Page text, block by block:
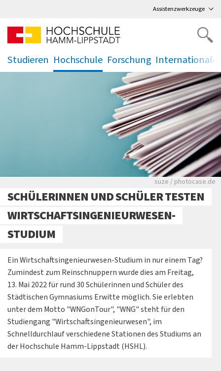
Assistenzwerkzeuge
Studieren
.
Hochschule
.
Forschung
. .
Viele Zeitungen.
suze / photocase.de
SCHÜLERINNEN UND SCHÜLER TESTEN
WIRTSCHAFTSINGENIEURWESEN-
STUDIUM
Ein Wirtschaftsingenieurwesen-Studium in nur einem Tag?
Zumindest zum Reinschnuppern wurde dies am Freitag,
13. Mai 2022 für rund 30 Schülerinnen und Schüler des
Städtischen Gymnasiums Erwitte möglich. Sie erlebten
unter dem Motto "WNGonTour", "WNG" steht für den
Studiengang "Wirtschaftsingenieurwesen", im
Schnelldurchlauf verschiedene Stationen des Studiums an
der Hochschule Hamm-Lippstadt (HSHL).